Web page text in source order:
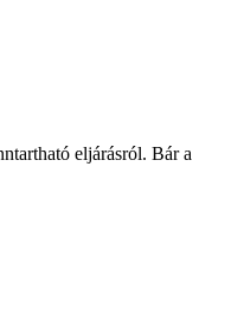
eljárásról. Bár a